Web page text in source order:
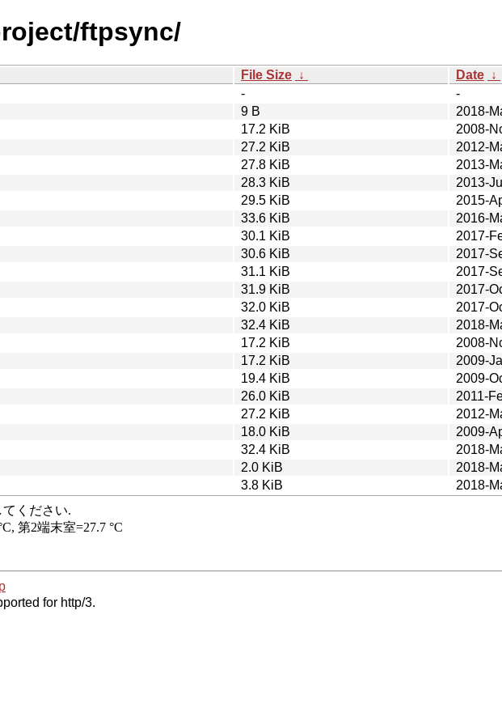
ftpsync/
File Size ↓ Date ↓
-
-
9 B
2018-
17.2 KiB
2008-
27.2 KiB
2012-
27.8 KiB
2013-
28.3 KiB
2013-
29.5 KiB
2015-
33.6 KiB
2016-
30.1 KiB
2017-
30.6 KiB
2017-
31.1 KiB
2017-
31.9 KiB
2017-
32.0 KiB
2017-
32.4 KiB
2018-
17.2 KiB
2008-
17.2 KiB
2009-
19.4 KiB
2009-
26.0 KiB
2011-
27.2 KiB
2012-
18.0 KiB
2009-
32.4 KiB
2018-
2.0 KiB
2018-
3.8 KiB
2018-
for http/3.